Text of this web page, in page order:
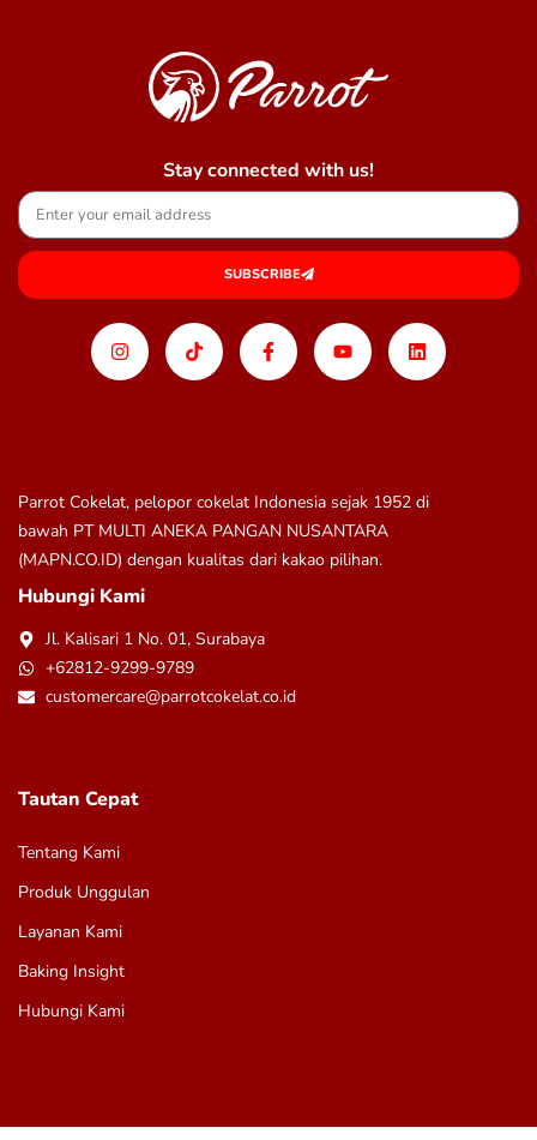
Parrot Cokelat, pelopor cokelat Indonesia sejak 1952 di
bawah PT MULTI ANEKA PANGAN NUSANTARA
(MAPN.CO.ID) dengan kualitas dari kakao pilihan.
Hubungi Kami
Jl. Kalisari 1 No. 01, Surabaya
+62812-9299-9789
customercare@parrotcokelat.co.id
Stay connected with us!
SUBSCRIBE
Tautan Cepat
Tentang Kami
Produk Unggulan
Layanan Kami
Baking Insight
Hubungi Kami